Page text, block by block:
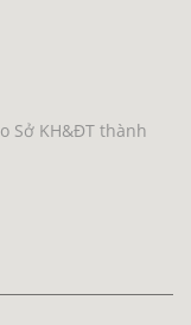
Sở KH&ĐT thành